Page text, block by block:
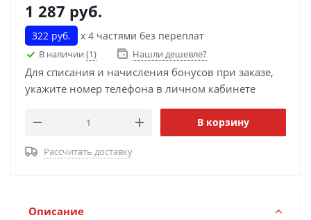
1 287 руб.
322 руб. х 4 частями без переплат
В наличии (1) Нашли дешевле?
Для списания и начисления бонусов при заказе,
укажите номер телефона в личном кабинете
В корзину
Рассчитать доставку
Описание